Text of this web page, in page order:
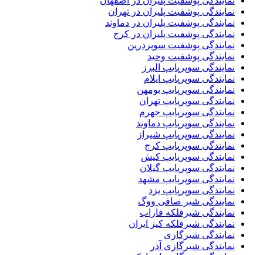
نمایندگی پوشفیت پلیران در تهران
نمایندگی پوشفیت پلیران در دماوند
نمایندگی پوشفیت پلیران در کرج
نمایندگی پوشفیت سوپردرین
نمایندگی پوشفیت وحید
نمایندگی سوپرپایپ البرز
نمایندگی سوپرپایپ ایلام
نمایندگی سوپرپایپ بومهن
نمایندگی سوپرپایپ تهران
نمایندگی سوپرپایپ جهرم
نمایندگی سوپرپایپ دماوند
نمایندگی سوپرپایپ شیراز
نمایندگی سوپرپایپ کرج
نمایندگی سوپرپایپ کیش
نمایندگی سوپرپایپ گیلان
نمایندگی سوپرپایپ مشهد
نمایندگی سوپرپایپ یزد
نمایندگی شیر صافی ووگ
نمایندگی شیرفلکه فاراب
نمایندگی شیرفلکه کیز ایران
نمایندگی شیرگازی
نمایندگی شیرگازی آذر